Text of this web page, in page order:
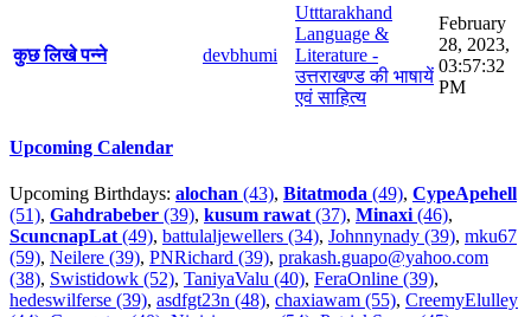
कुछ लिखे पन्ने devbhumi
Utttarakhand
Language &
Literature -
उत्तराखण्ड की भाषायें
एवं साहित्य
February
28, 2023,
03:57:32
PM
Upcoming Calendar
Upcoming Birthdays: alochan (43), Bitatmoda (49), CypeApehell
(51), Gahdrabeber (39), kusum rawat(37), Minaxi(46),
ScuncnapLat(49), battulaljewellers (34), Johnnynady (39), mku67
(59), Neilere (39), PNRichard (39), prakash.guapo@yahoo.com
(38), Swistidowk (52), TaniyaValu (40), FeraOnline (39),
hedeswilferse (39), asdfgt23n (48), chaxiawam (55), CreemyElulley